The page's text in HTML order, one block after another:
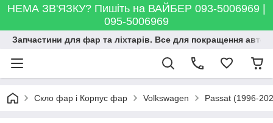
НЕМА ЗВ'ЯЗКУ? Пишіть на ВАЙБЕР 093-5006969 |
095-5006969
Запчастини для фар та ліхтарів. Все для покращення
Скло фар і Корпус фар Volkswagen Passat (1996-